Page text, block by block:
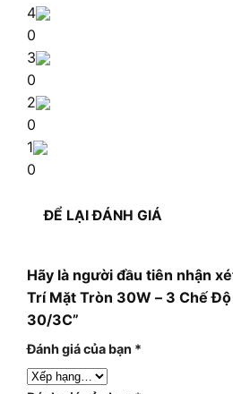
4
0
3
0
2
0
1
0
ĐỂ LẠI ĐÁNH GIÁ
Hãy là người đầu tiên nhận
Trí Mặt Tròn 30W – 3 Chế Độ
30/3C”
Đánh giá của bạn *